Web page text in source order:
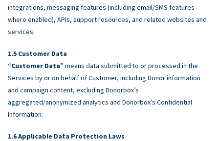
integrations, messaging features (including email/SMS features
where enabled), APIs, support resources, and related websites and
services.
Customer Data
“Customer Data” means data submitted to or processed in the
Services by or on behalf of Customer, including Donor information
and campaign content, excluding Donorbox’s
aggregated/anonymized analytics and Donorbox’s Confidential
Information.
Applicable Data Protection Laws